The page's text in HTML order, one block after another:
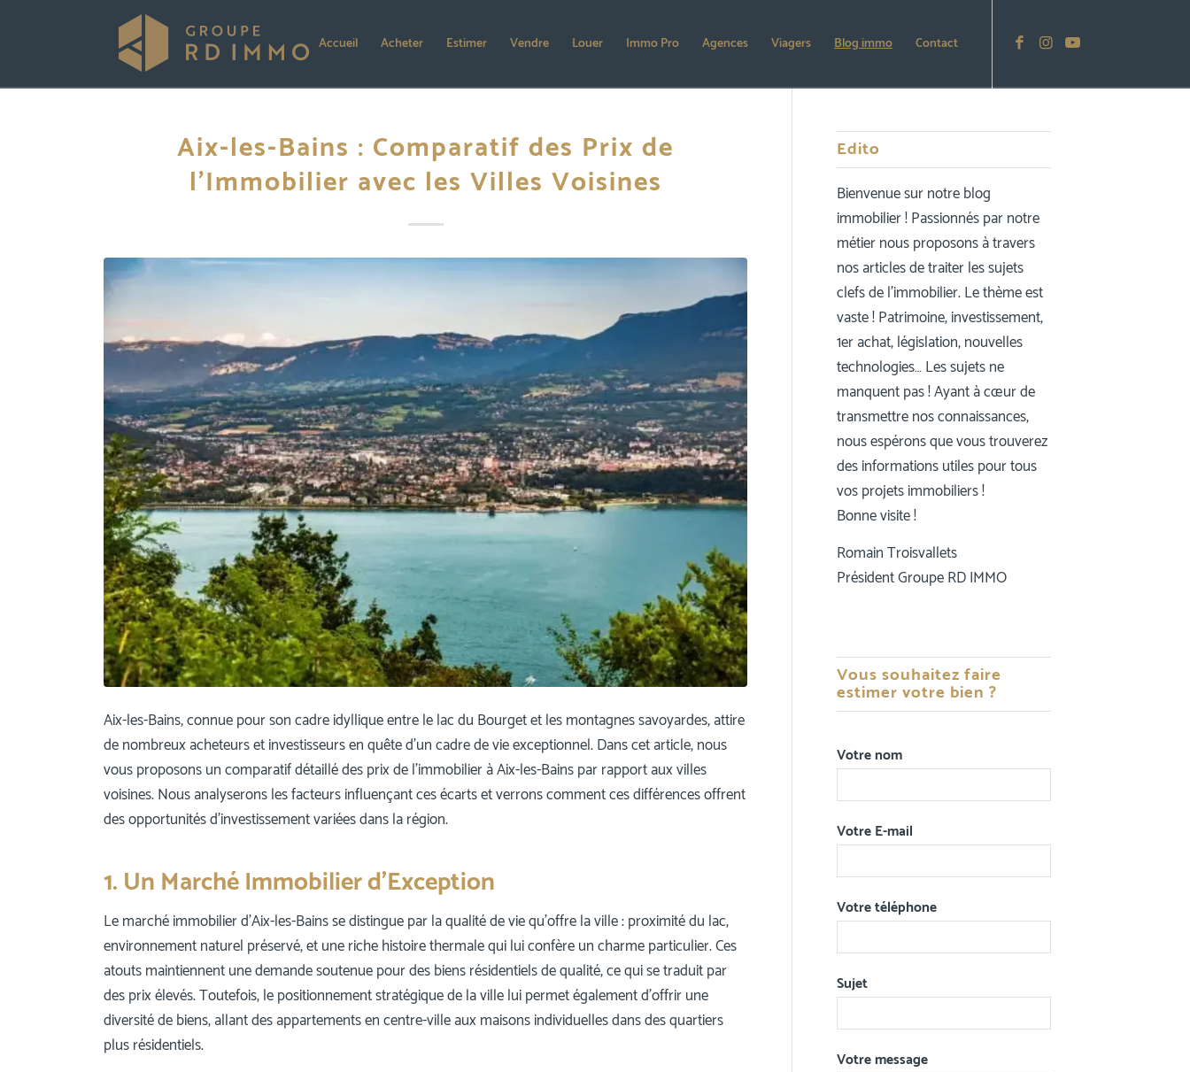
Accueil Acheter Estimer Vendre Louer Immo Pro Agences Viagers Blog immo Contact
Aix-les-Bains : Comparatif des Prix de
l’Immobilier avec les Villes Voisines
Aix-les-Bains, connue pour son cadre idyllique entre le lac du Bourget et les montagnes savoyardes, attire
de nombreux acheteurs et investisseurs en quête d’un cadre de vie exceptionnel. Dans cet article, nous
vous proposons un comparatif détaillé des prix de l’immobilier à Aix-les-Bains par rapport aux villes
voisines. Nous analyserons les facteurs influençant ces écarts et verrons comment ces différences offrent
des opportunités d’investissement variées dans la région.
1. Un Marché Immobilier d’Exception
Le marché immobilier d’Aix-les-Bains se distingue par la qualité de vie qu’offre la ville : proximité du lac,
environnement naturel préservé, et une riche histoire thermale qui lui confère un charme particulier. Ces
atouts maintiennent une demande soutenue pour des biens résidentiels de qualité, ce qui se traduit par
des prix élevés. Toutefois, le positionnement stratégique de la ville lui permet également d’offrir une
diversité de biens, allant des appartements en centre-ville aux maisons individuelles dans des quartiers
plus résidentiels.
Edito
Bienvenue sur notre blog
immobilier ! Passionnés par notre
métier nous proposons à travers
nos articles de traiter les sujets
clefs de l’immobilier. Le thème est
vaste ! Patrimoine, investissement,
1er achat, législation, nouvelles
technologies… Les sujets ne
manquent pas ! Ayant à cœur de
transmettre nos connaissances,
nous espérons que vous trouverez
des informations utiles pour tous
vos projets immobiliers !
Bonne visite !
Romain Troisvallets
Président Groupe RD IMMO
Vous souhaitez faire
estimer votre bien ?
Votre nom
Votre E-mail
Votre téléphone
Sujet
Votre message